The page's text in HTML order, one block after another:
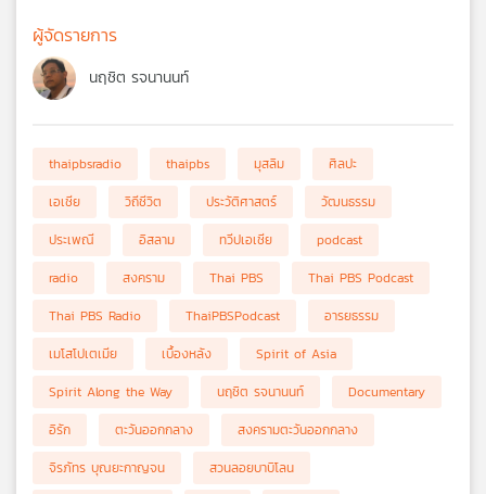
ผู้จัดรายการ
นฤชิต รจนานนท์
thaipbsradio thaipbs มุสลิม
ศิลปะ
เอเชีย
วิถีชีวิต ประวัติศาสตร์
วัฒนธรรม
ประเพณี
อิสลาม ทวีปเอเชีย
podcast
radio
สงคราม Thai PBS
Thai PBS Podcast
Thai PBS Radio
ThaiPBSPodcast
อารยธรรม
เมโสโปเตเมีย
เบื้องหลัง
Spirit of Asia
Spirit Along the Way
นฤชิต รจนานนท์
Documentary
อิรัก
ตะวันออกกลาง
สงครามตะวันออกกลาง
จิรภัทร บุณยะกาญจน
สวนลอยบาบิโลน